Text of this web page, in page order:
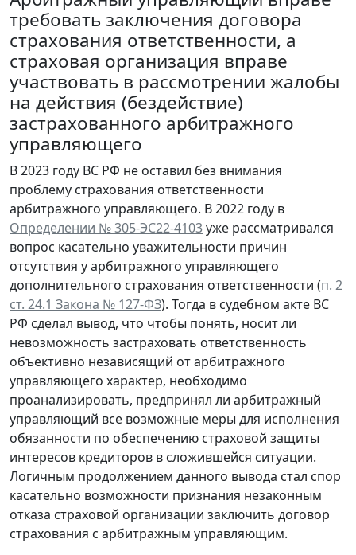
требовать заключения договора
страхования ответственности, а
страховая организация вправе
участвовать в рассмотрении жалобы
на действия (бездействие)
застрахованного арбитражного
управляющего
В 2023 году ВС РФ не оставил без внимания
проблему страхования ответственности
арбитражного управляющего. В 2022 году в
Определении № 305-ЭС22-4103уже рассматривался
вопрос касательно уважительности причин
отсутствия у арбитражного управляющего
дополнительного страхования ответственности (п. 2
ст. 24.1 Закона № 127-ФЗ). Тогда в судебном акте ВС
РФ сделал вывод, что чтобы понять, носит ли
невозможность застраховать ответственность
объективно независящий от арбитражного
управляющего характер, необходимо
проанализировать, предпринял ли арбитражный
управляющий все возможные меры для исполнения
обязанности по обеспечению страховой защиты
интересов кредиторов в сложившейся ситуации.
Логичным продолжением данного вывода стал спор
касательно возможности признания незаконным
отказа страховой организации заключить договор
страхования с арбитражным управляющим.